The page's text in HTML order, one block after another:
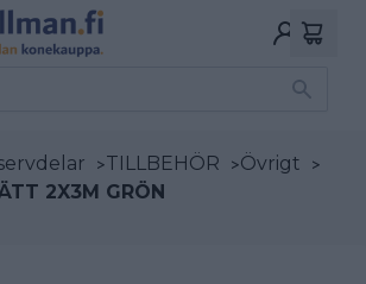
>TILLBEHÖR >Övrigt >
2X3M GRÖN